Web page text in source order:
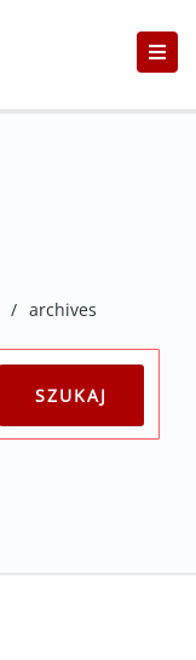
/ archives